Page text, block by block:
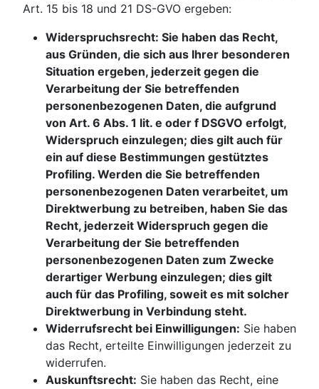
Art. 15 bis 18 und 21 DS-GVO ergeben:
Widerspruchsrecht: Sie haben das Recht,
aus Gründen, die sich aus Ihrer besonderen
Situation ergeben, jederzeit gegen die
Verarbeitung der Sie betreffenden
personenbezogenen Daten, die aufgrund
von Art. 6 Abs. 1 lit. e oder f DSGVO erfolgt,
Widerspruch einzulegen; dies gilt auch für
ein auf diese Bestimmungen gestütztes
Profiling. Werden die Sie betreffenden
personenbezogenen Daten verarbeitet, um
Direktwerbung zu betreiben, haben Sie das
Recht, jederzeit Widerspruch gegen die
Verarbeitung der Sie betreffenden
personenbezogenen Daten zum Zwecke
derartiger Werbung einzulegen; dies gilt
auch für das Profiling, soweit es mit solcher
Direktwerbung in Verbindung steht.
Widerrufsrecht bei Einwilligungen: Sie haben
das Recht, erteilte Einwilligungen jederzeit zu
widerrufen.
Auskunftsrecht: Sie haben das Recht, eine